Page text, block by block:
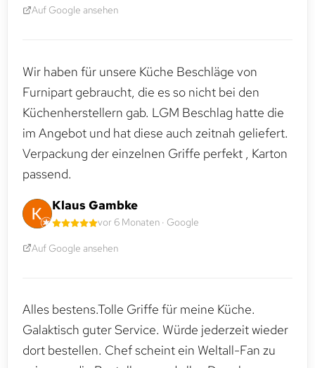
Auf Google ansehen
Wir haben für unsere Küche Beschläge von
Furnipart gebraucht, die es so nicht bei den
Küchenherstellern gab. LGM Beschlag hatte die
im Angebot und hat diese auch zeitnah geliefert.
Verpackung der einzelnen Griffe perfekt , Karton
passend.
Klaus Gambke
vor 6 Monaten · Google
Auf Google ansehen
Alles bestens.Tolle Griffe für meine Küche.
Galaktisch guter Service. Würde jederzeit wieder
dort bestellen. Chef scheint ein Weltall-Fan zu